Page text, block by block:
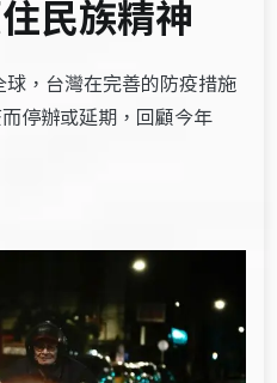
民族精神
，台灣在完善的防疫措施
停辦或延期，回顧今年